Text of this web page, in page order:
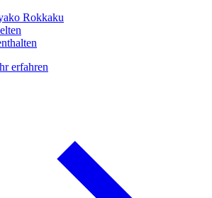
Rokkaku
erfahren